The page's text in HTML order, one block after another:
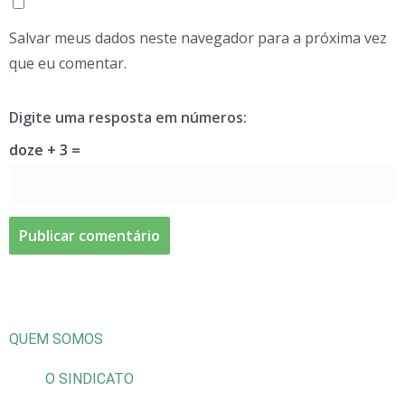
Salvar meus dados neste navegador para a próxima vez
que eu comentar.
Digite uma resposta em números:
doze + 3 =
QUEM SOMOS
O SINDICATO